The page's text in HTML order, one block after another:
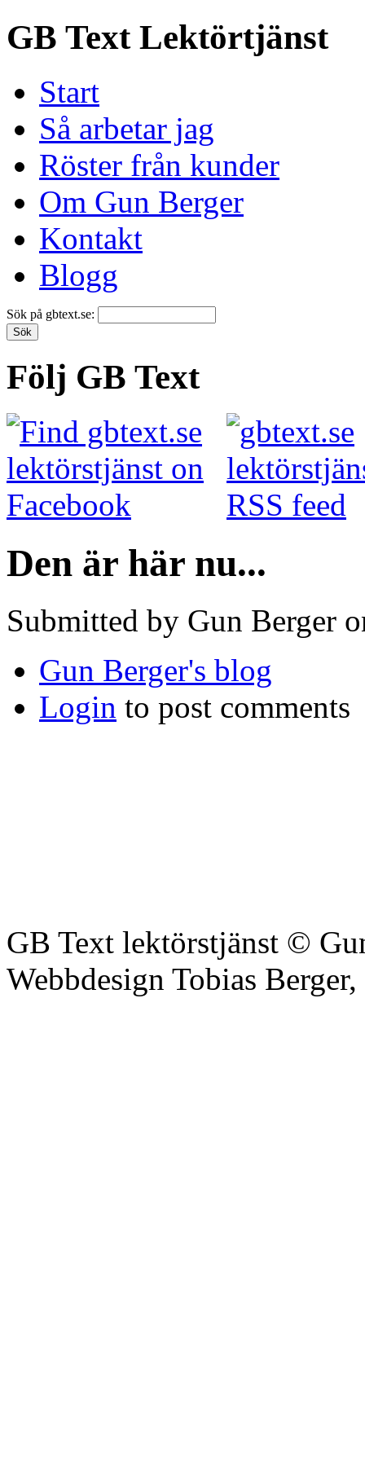
GB Text Lektörtjänst
Start
Så arbetar jag
Röster från kunder
Om Gun Berger
Kontakt
Blogg
Sök på gbtext.se:
Följ GB Text
Den är här nu...
Submitted by Gun Berger
Gun Berger's blog
Login to post comments
GB Text lektörstjänst ©
Webbdesign Tobias